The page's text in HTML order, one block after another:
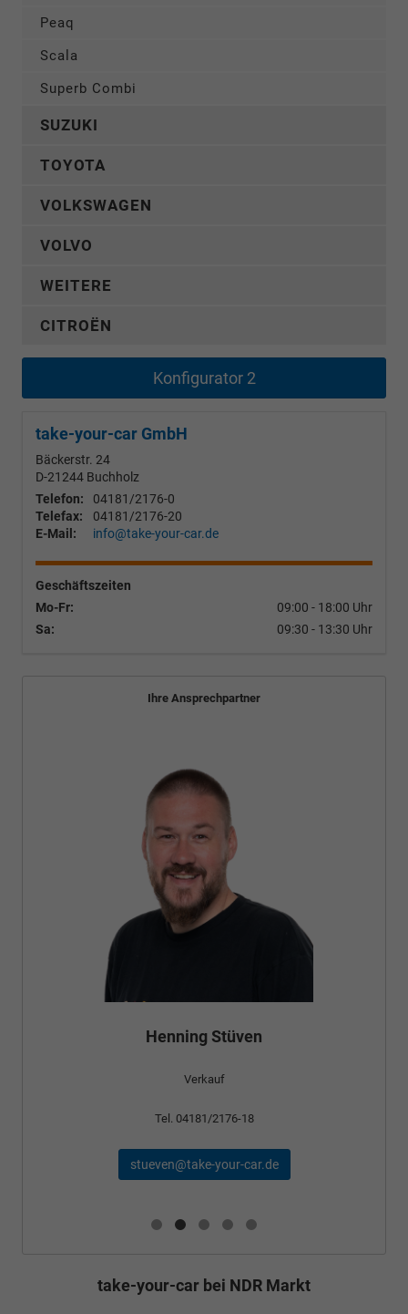
Peaq
Scala
Superb Combi
SUZUKI
TOYOTA
VOLKSWAGEN
VOLVO
WEITERE
CITROËN
Konfigurator 2
take-your-car GmbH
Bäckerstr. 24
D-21244 Buchholz
Telefon:
04181/2176-0
Telefax:
04181/2176-20
E-Mail:
info@take-your-car.de
Geschäftszeiten
Mo-Fr:
09:00 - 18:00 Uhr
Sa:
09:30 - 13:30 Uhr
Ihre Ansprechpartner
Henning Stüven
Verkauf
Tel. 04181/2176-18
stueven@take-your-car.de
take-your-car bei NDR Markt